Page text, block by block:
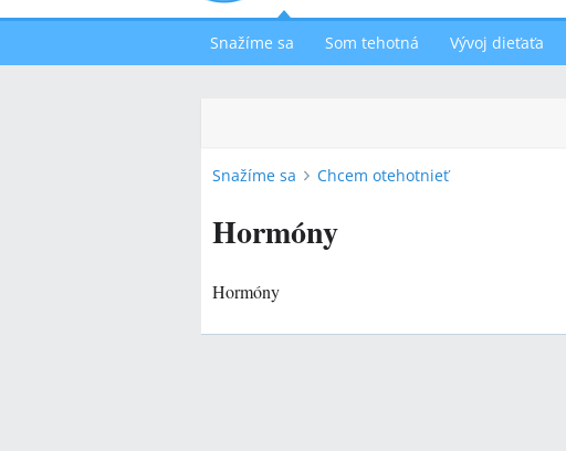
Snažíme sa Som tehotná Vývoj dieťaťa
Snažíme sa Chcem otehotnieť
Hormóny
Hormóny